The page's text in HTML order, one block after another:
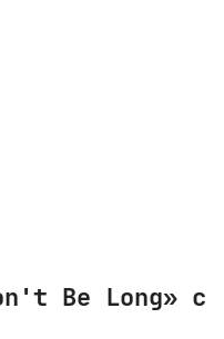
Be Long» с